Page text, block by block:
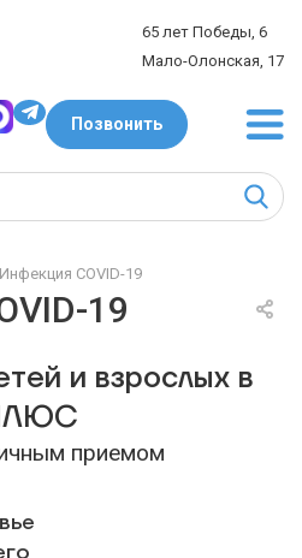
65 лет Победы, 6
Мало-Олонская, 17
Позвонить
19
Инфекция COVID-19
и взрослых в
приемом